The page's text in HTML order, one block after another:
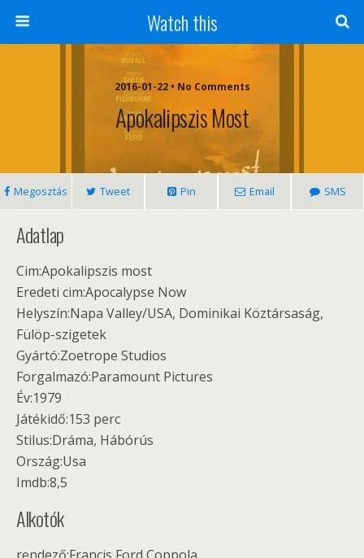
Watch this
2016-01-22 • No Comments
Apokalipszis Most
Megosztás Tweet Pin Email SMS
Adatlap
Cim:Apokalipszis most
Eredeti cim:Apocalypse Now
Helyszín:Napa Valley/USA, Dominikai Köztársaság,
Fülöp-szigetek
Gyártó:Zoetrope Studios
Forgalmazó:Paramount Pictures
Év:1979
Játékidő:153 perc
Stilus:Dráma, Hábórús
Ország:Usa
Imdb:8,5
Alkotók